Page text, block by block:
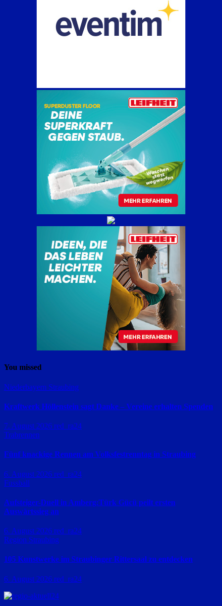
You missed
Niederbayern Straubing
Kraftwerk Höllenstein sagt Danke – Vereine erhalten Spenden
7. August 2026 red_ra24
Trabrennen
Fünf knackige Rennen am Volksfestrenntag in Straubing
6. August 2026 red_ra24
Fussball
Aufsteiger-Duell in Amberg:Türk Gücü peilt ersten
Auswärtssieg an
6. August 2026 red_ra24
Region Straubing
105 Kunstwerke im Straubinger Rittersaal zu entdecken
6. August 2026 red_ra24